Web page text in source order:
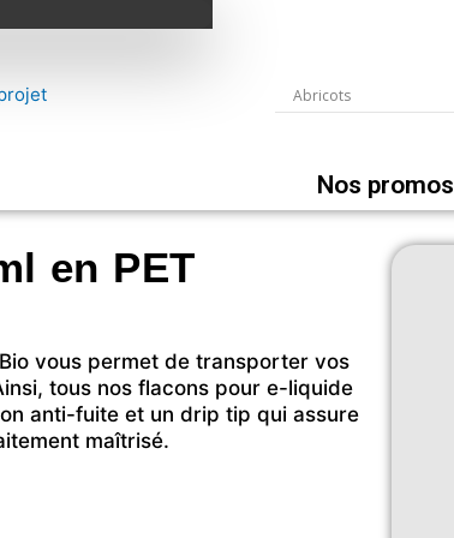
Nos promos
en PET
vous permet de transporter vos
tous nos flacons pour e-liquide
anti-fuite et un drip tip qui assure
maîtrisé.